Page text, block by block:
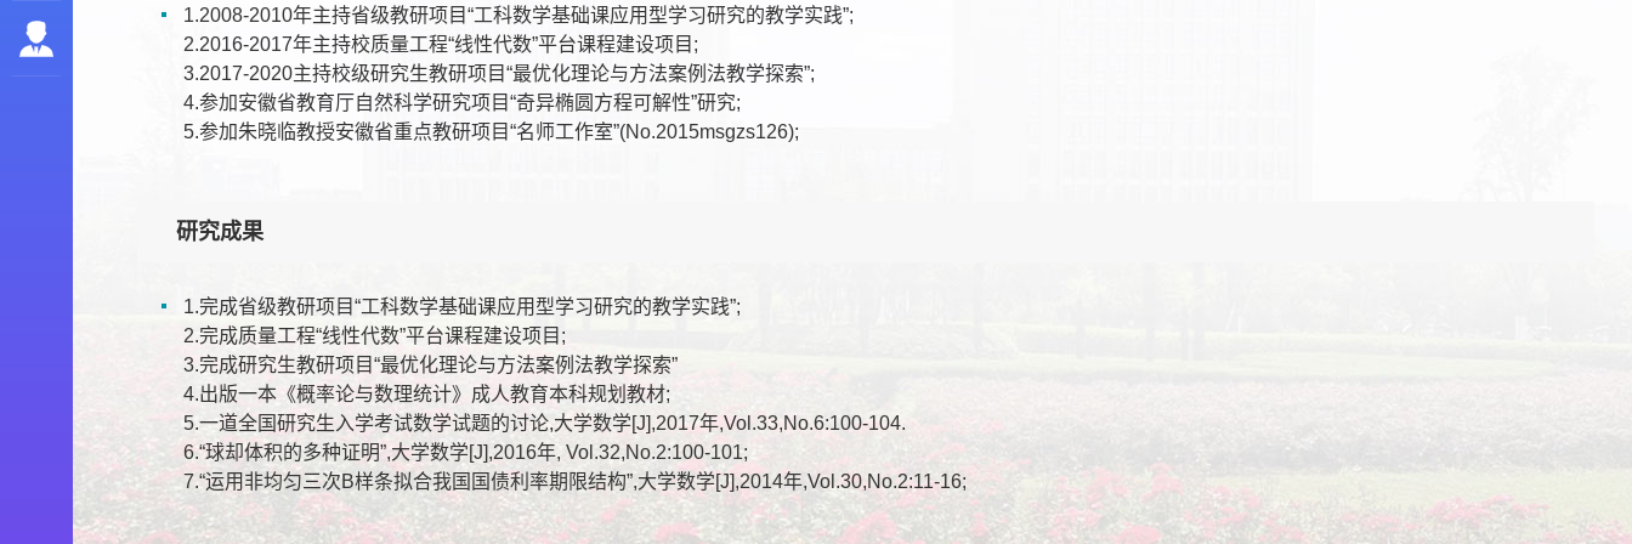
1.2008-2010年主持省级教研项目“工科数学基础课应用型学习研究的教学实践”;
2.2016-2017年主持校质量工程“线性代数”平台课程建设项目;
3.2017-2020主持校级研究生教研项目“最优化理论与方法案例法教学探索”;
4.参加安徽省教育厅自然科学研究项目“奇异椭圆方程可解性”研究;
5.参加朱晓临教授安徽省重点教研项目“名师工作室”(No.2015msgzs126);
研究成果
1.完成省级教研项目“工科数学基础课应用型学习研究的教学实践”;
2.完成质量工程“线性代数”平台课程建设项目;
3.完成研究生教研项目“最优化理论与方法案例法教学探索”
4.出版一本《概率论与数理统计》成人教育本科规划教材;
5.一道全国研究生入学考试数学试题的讨论,大学数学[J],2017年,Vol.33,No.6:100-104.
6.“球却体积的多种证明”,大学数学[J],2016年, Vol.32,No.2:100-101;
7.“运用非均匀三次B样条拟合我国国债利率期限结构”,大学数学[J],2014年,Vol.30,No.2:11-16;